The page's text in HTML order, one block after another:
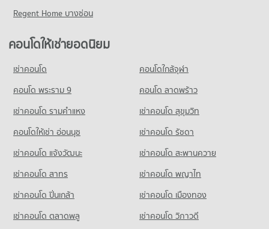
คอนโดให้เช่า ม.ราชภัฏบ้านสมเด็จเจ้าพระยา
มีคอนโดให้เช่า 7,692 ประกาศ
ขายคอนโด ม.ราชภัฏบ้านสมเด็จเจ้าพระยา
มีคอนโดขาย 3,371 ประกาศ
คอนโด รร.วัดนวลนรดิศ
คอนโดให้เช่า รร.วัดนวลนรดิศ
มีคอนโดให้เช่า 5,424 ประกาศ
ขายคอนโด รร.วัดนวลนรดิศ
มีคอนโดขาย 2,207 ประกาศ
242 โครงการ
คอนโดให้เช่า รร.บางปะกอกวิทยาคม
คอนโด ตลาดท่าพระจันทร์
คอนโดให้เช่า ตลาดท่าพระจันทร์
มีคอนโดให้เช่า 14,926 ประกาศ
มีคอนโดขาย 6,379 ประกาศ
คอนโด บิ๊กซี เอ็กซ์ตร้า บางปะกอก
243 โครงการ
คอนโดให้เช่า บิ๊กซี เอ็กซ์ตร้า บางปะกอก
มีคอนโดให้เช่า 5,771 ประกาศ
ขายคอนโด บิ๊กซี เอ็กซ์ตร้า บางปะกอก
มีคอนโดขาย 2,611 ประกาศ
คอนโด เทสโก้โลตัส บางปะกอก
ขายคอนโด ถนนราชพฤกษ์
มีคอนโดขาย 2,188 ประกาศ
คอนโด ถนนวุฒากาศ
คอนโดให้เช่า ถนนวุฒากาศ
มีคอนโดให้เช่า 4,029 ประกาศ
ขายคอนโด ถนนวุฒากาศ
มีคอนโดขาย 1,363 ประกาศ
คอนโด เมอร์รี่คิงส์(วงเวียนใหญ่)
101 โครงการ
คอนโดให้เช่า เมอร์รี่คิงส์(วงเวียนใหญ่)
ขายคอนโด เมอร์รี่คิงส์(วงเวียนใหญ่)
มีคอนโดขาย 2,651 ประกาศ
Regent Home บางซ่อน
คอนโดให้เช่ายอดนิยม
เช่าคอนโด
คอนโดใกล้จุฬา
คอนโด พระราม 9
คอนโด ลาดพร้าว
เช่าคอนโด รามคําแหง
เช่าคอนโด สุขุมวิท
คอนโดให้เช่า อ่อนนุช
เช่าคอนโด รัชดา
เช่าคอนโด แจ้งวัฒนะ
เช่าคอนโด สะพานควาย
เช่าคอนโด สาทร
เช่าคอนโด พญาไท
เช่าคอนโด ปิ่นเกล้า
เช่าคอนโด เมืองทอง
เช่าคอนโด ตลาดพลู
เช่าคอนโด วิภาวดี